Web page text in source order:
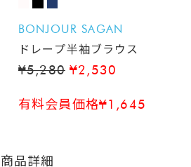
BONJOUR SAGAN
ドレープ半袖ブラウス
¥5,280 ¥2,530
有料会員価格¥1,645
商品詳細